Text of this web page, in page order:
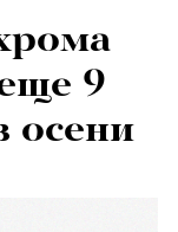
9
осени